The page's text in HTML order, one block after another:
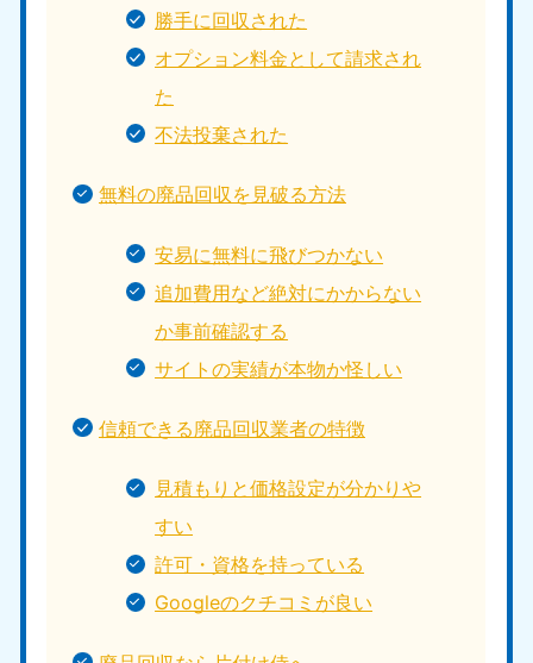
勝手に回収された
オプション料金として請求され
た
不法投棄された
無料の廃品回収を見破る方法
安易に無料に飛びつかない
追加費用など絶対にかからない
か事前確認する
サイトの実績が本物か怪しい
信頼できる廃品回収業者の特徴
見積もりと価格設定が分かりや
すい
許可・資格を持っている
Googleのクチコミが良い